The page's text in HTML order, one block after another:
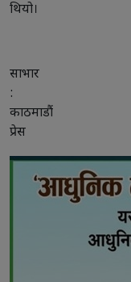
थियो।
साभार
:
काठमाडौं
प्रेस